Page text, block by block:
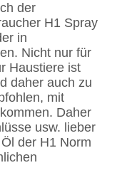
der
H1 Spray
in
Nicht nur für
Haustiere ist
daher auch zu
mit
Daher
usw. lieber
der H1 Norm